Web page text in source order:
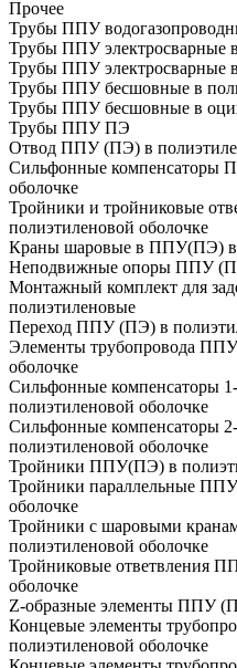
Прочее
Трубы ППУ
Трубы ППУ электросварные
Трубы ППУ электросварные
Трубы ППУ бесшовные в
Трубы ППУ бесшовные в
Трубы ППУ ПЭ
Отвод ППУ (ПЭ) в
Сильфонные компенсаторы
оболочке
Тройники и тройниковые
полиэтиленовой оболочке
Краны шаровые в ППУ(ПЭ) в
Неподвижные опоры ППУ
Монтажный комплект для
полиэтиленовые
Переход ППУ (ПЭ) в
Элементы трубопровода
оболочке
Сильфонные компенсаторы
полиэтиленовой оболочке
Сильфонные компенсаторы
полиэтиленовой оболочке
Тройники ППУ(ПЭ) в
Тройники параллельные
оболочке
Тройники с шаровыми
полиэтиленовой оболочке
Тройниковые ответвления
оболочке
Z-образные элементы ППУ
Концевые элементы
полиэтиленовой оболочке